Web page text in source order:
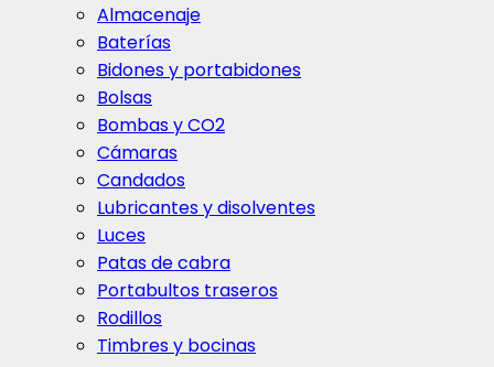
Almacenaje
Baterías
Bidones y portabidones
Bolsas
Bombas y CO2
Cámaras
Candados
Lubricantes y disolventes
Luces
Patas de cabra
Portabultos traseros
Rodillos
Timbres y bocinas